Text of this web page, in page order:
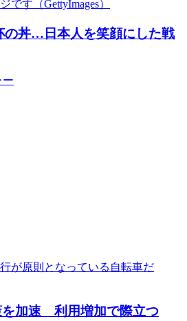
丼…日本人を笑顔にした戦
ー
を加速 利用増加で際立つ